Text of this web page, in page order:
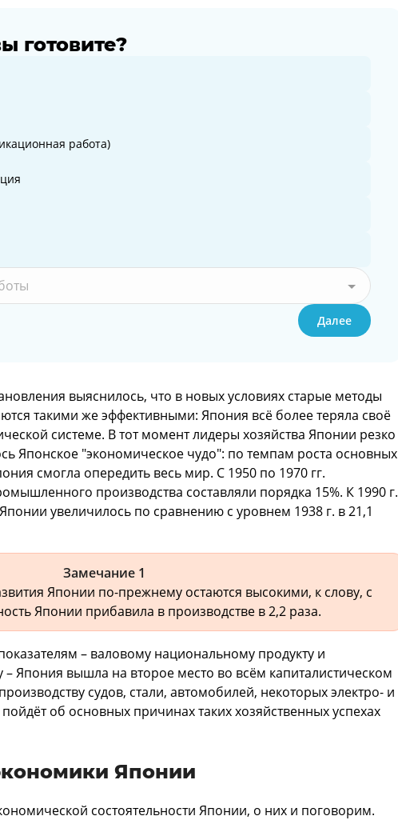
готовите?
работа)
Далее
выяснилось, что в новых условиях старые методы
такими же эффективными: Япония всё более теряла своё
системе. В тот момент лидеры хозяйства Японии резко
Японское "экономическое чудо": по темпам роста основных
смогла опередить весь мир. С 1950 по 1970 гг.
производства составляли порядка 15%. К 1990 г.
увеличилось по сравнению с уровнем 1938 г. в 21,1
Замечание 1
Японии по-прежнему остаются высокими, к слову, с
Японии прибавила в производстве в 2,2 раза.
– валовому национальному продукту и
Япония вышла на второе место во всём капиталистическом
судов, стали, автомобилей, некоторых электро- и
об основных причинах таких хозяйственных успехах
Японии
состоятельности Японии, о них и поговорим.